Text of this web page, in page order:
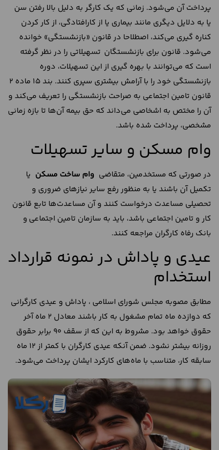
پرداخت آن می‌شود. زمانی که یک کارگر به دلیل بالا رفتن سن
یا به دلایل دیگری مانند بیماری یا از کارافتادگی، از کار کردن
کناره گیری می‌کند، اصطلاحا در قانون «بازنشستگی» خوانده
می‌شود. قانون برای بازنشستگان تسهیلاتی را در نظر گرفته
است که می‌توانند با بهره گیری از این تسهیلات، دوره
بازنشستگی خود را با آرامش بیشتری سپری کنند. بند 15 ماده 2
قانون تامین اجتماعی به صراحت بازنشستگی را تعریف می‌کند و
آن را مختص به اشخاصی می‌داند که حق بیمه آن‌ها تا بازه زمانی
مشخصی، پرداخت شده باشد.
وام مسکن و سایر تسهیلات
در صورتی که مستخدمین، متقاضی وام ساخت مسکن یا
تکمیل آن باشند یا به منظور رفع سایر نیاز‌های ضروری و
تحصیلی مساعدت درخواست کنند و آن مساعدت‌ها تابع قانون
کار و تامین اجتماعی باشد، باید به سازمان تامین اجتماعی و
بانک رفاه کارگران مراجعه کنند.
عیدی و پاداش در نمونه قرارداد
استخدام
مطابق مصوبه مجلس شورای اسلامی ، پاداش و عیدی کارگرانی
که دوازده ماه تمام مشغول به کار باشند معادل 2 ماه آخر
حقوق خواهد بود. مشروط به این که از سقف 90 برابر حقوق
روزانه بیشتر نشود. ضمن آنکه عیدی کارگران با کمتر از 12 ماه
سابقه کار، متناسب با ماه‌های کارکرد ایشان پرداخت می‌شود.